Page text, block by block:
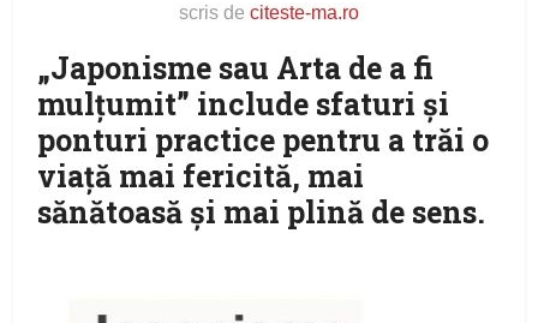
scris de citeste-ma.ro
„Japonisme sau Arta de a fi
mulțumit” include sfaturi și
ponturi practice pentru a trăi o
viață mai fericită, mai
sănătoasă și mai plină de sens.